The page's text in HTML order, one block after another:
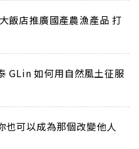
飯店推廣國產農漁產品 打
GLin 如何用自然風土征服
也可以成為那個改變他人